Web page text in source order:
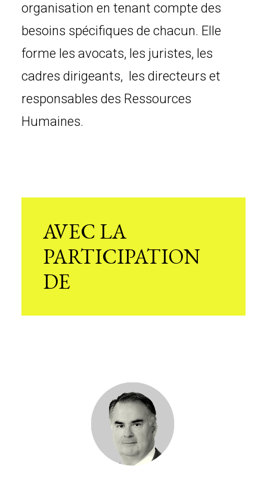
organisation en tenant compte des
besoins spécifiques de chacun. Elle
forme les avocats, les juristes, les
cadres dirigeants, les directeurs et
responsables des Ressources
Humaines.
AVEC LA
PARTICIPATION
DE